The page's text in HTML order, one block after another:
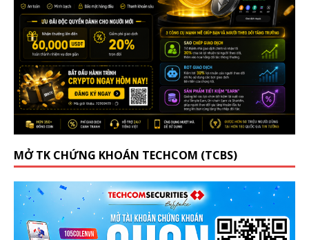
MỞ TK CHỨNG KHOÁN TECHCOM (TCBS)